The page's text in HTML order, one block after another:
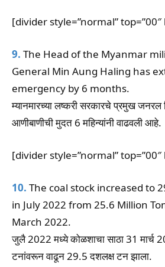
[divider style=”normal”
9. The Head of the Myanmar
General Min Aung Haling has
emergency by 6 months.
म्यानमारच्या लष्करी सरकारचे प्रमुख
आणीबाणीची मुदत 6 महिन्यांनी वाढवली आहे.
[divider style=”normal”
10. The coal stock increased to
in July 2022 from 25.6 Million
March 2022.
जुलै 2022 मध्ये कोळशाचा साठा 31 मार्च
टनांवरून वाढून 29.5 दशलक्ष टन झाला.